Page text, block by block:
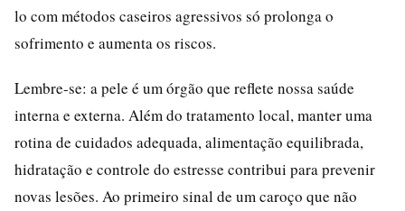
lo com métodos caseiros agressivos só prolonga o
sofrimento e aumenta os riscos.
Lembre-se: a pele é um órgão que reflete nossa saúde
interna e externa. Além do tratamento local, manter uma
rotina de cuidados adequada, alimentação equilibrada,
hidratação e controle do estresse contribui para prevenir
novas lesões. Ao primeiro sinal de um caroço que não